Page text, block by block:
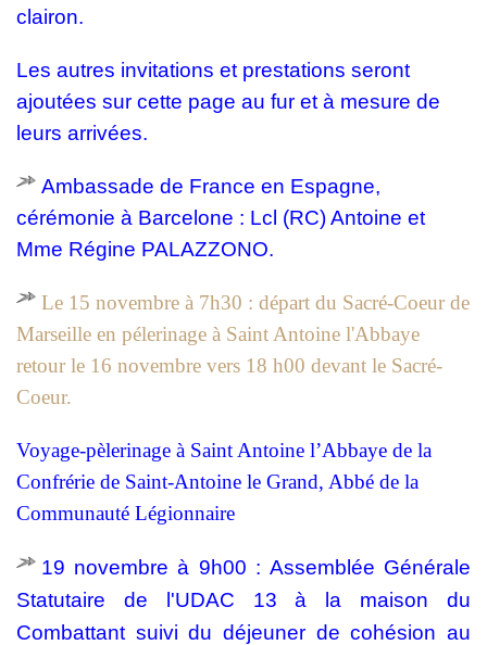
clairon.
Les autres invitations et prestations seront
ajoutées sur cette page au fur et à mesure de
leurs arrivées.
Ambassade de France en Espagne,
cérémonie à Barcelone : Lcl (RC) Antoine et
Mme Régine PALAZZONO.
Le 15 novembre à 7h30 : départ du Sacré-Coeur de
Marseille en pélerinage à Saint Antoine l'Abbaye
retour le 16 novembre vers 18 h00 devant le Sacré-
Coeur.
Voyage-pèlerinage à Saint Antoine l’Abbaye de la
Confrérie de Saint-Antoine le Grand, Abbé de la
Communauté Légionnaire
19 novembre à 9h00 : Assemblée Générale
Statutaire de l'UDAC 13 à la maison du
Combattant suivi du déjeuner de cohésion au